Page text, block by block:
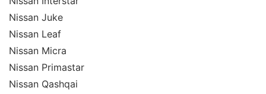
Nissan Juke
Nissan Leaf
Nissan Micra
Nissan Primastar
Nissan Qashqai